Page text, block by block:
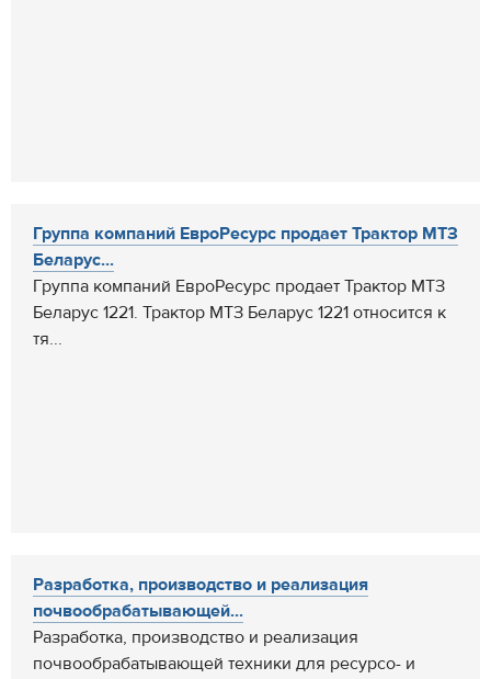
Группа компаний ЕвроРесурс продает Трактор МТЗ
Беларус...
Группа компаний ЕвроРесурс продает Трактор МТЗ
Беларус 1221. Трактор МТЗ Беларус 1221 относится к
тя...
Разработка, производство и реализация
почвообрабатывающей...
Разработка, производство и реализация
почвообрабатывающей техники для ресурсо- и